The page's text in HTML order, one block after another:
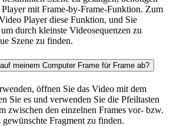
Player mit Frame-by-Frame-Funktion. Zum
Player diese Funktion, und Sie
durch kleinste Videosequenzen zu
Szene zu finden.
meinem Computer Frame für Frame ab?
öffnen Sie das Video mit dem
Sie es und verwenden Sie die Pfeiltasten
zwischen den einzelnen Frames vor- bzw.
Fragment zu finden.